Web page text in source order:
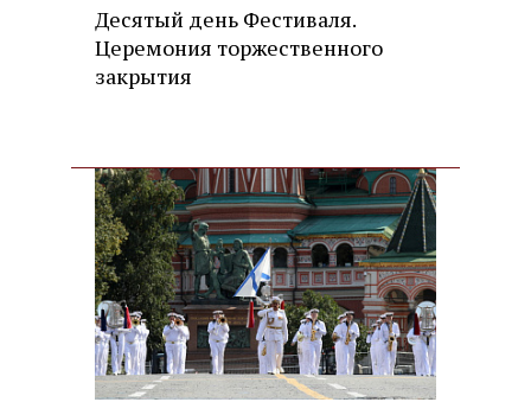
Десятый день Фестиваля.
Церемония торжественного
закрытия